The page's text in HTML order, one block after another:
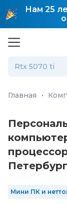
Нам 25
Главная ·
Мини ПК и